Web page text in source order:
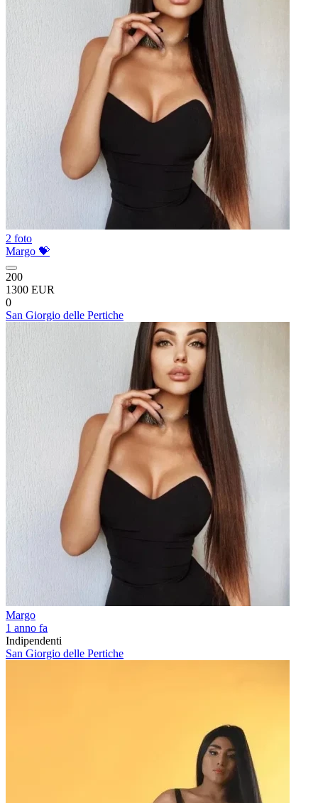
2 foto
Margo 💝
200
1300 EUR
0
San Giorgio delle Pertiche
Margo
1 anno fa
Indipendenti
San Giorgio delle Pertiche